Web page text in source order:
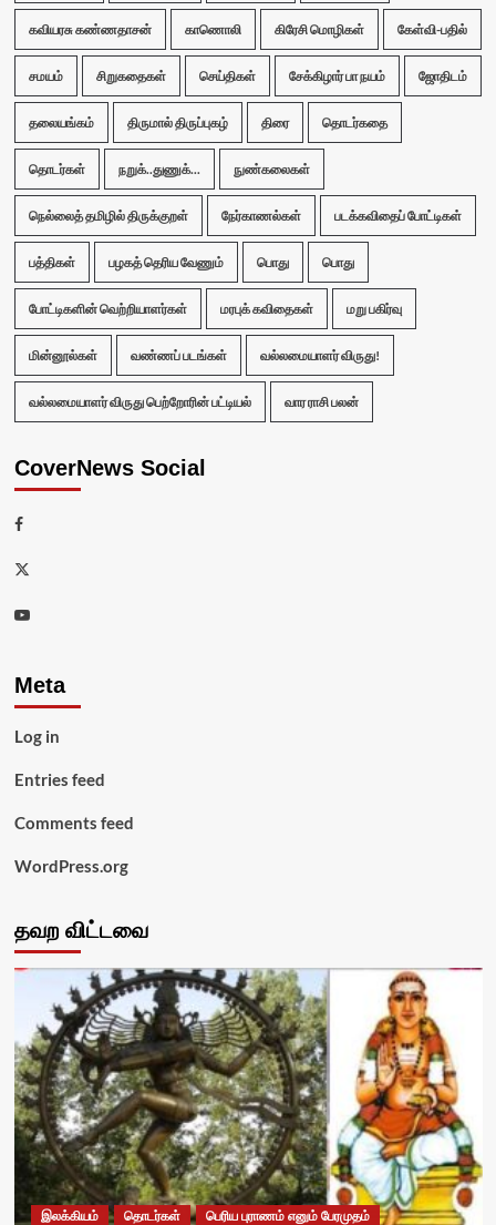
கவியரசு கண்ணதாசன் காணொலி கிரேசி மொழிகள் கேள்வி-பதில்
சமயம் சிறுகதைகள் செய்திகள் சேக்கிழார் பா நயம் ஜோதிடம்
தலையங்கம் திருமால் திருப்புகழ் திரை தொடர்கதை
தொடர்கள் நறுக்..துணுக்... நுண்கலைகள்
நெல்லைத் தமிழில் திருக்குறள் நேர்காணல்கள் படக்கவிதைப் போட்டிகள்
பத்திகள் பழகத் தெரிய வேணும் பொது பொது
போட்டிகளின் வெற்றியாளர்கள் மரபுக் கவிதைகள் மறு பகிர்வு
மின்னூல்கள் வண்ணப் படங்கள் வல்லமையாளர் விருது!
வல்லமையாளர் விருது பெற்றோரின் பட்டியல் வார ராசி பலன்
CoverNews Social
Facebook
Twitter
Youtube
Meta
Log in
Entries feed
Comments feed
WordPress.org
தவற விட்டவை
இலக்கியம் தொடர்கள் பெரிய புராணம் எனும் பேரமுதம்